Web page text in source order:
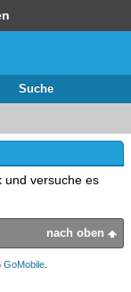
Suche
und versuche es
nach oben
GoMobile